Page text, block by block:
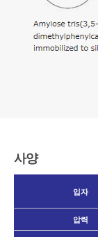
사양
입자
압력